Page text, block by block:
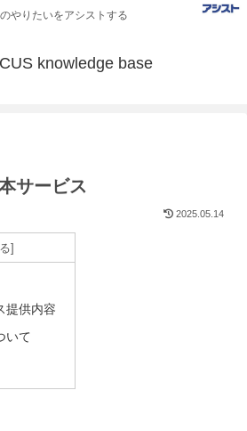
やりたいをアシストする
knowledge base
サービス
2025.05.14
提供内容
いて